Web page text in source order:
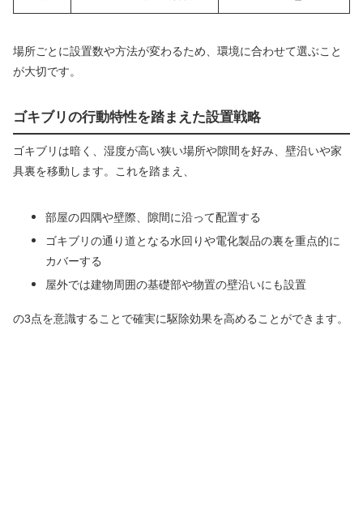
場所ごとに設置数や方法が変わるため、環境に合わせて選ぶこと
が大切です。
ゴキブリの行動特性を踏まえた設置戦略
ゴキブリは暗く、湿度が高い狭い場所や隙間を好み、壁沿いや家
具裏を移動します。これを踏まえ、
部屋の四隅や壁際、隙間に沿って配置する
ゴキブリの通り道となる水回りや電化製品の裏を重点的に
カバーする
屋外では建物周囲の基礎部や物置の壁沿いにも設置
の3点を意識することで確実に駆除効果を高めることができます。